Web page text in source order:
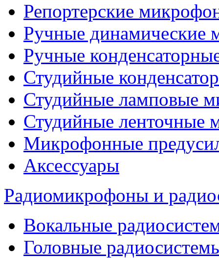
Репортерские
Ручные динамические
Ручные
Студийные
Студийные ламповые
Студийные ленточные
Микрофонные
Аксессуары
Радиомикрофоны и
Вокальные
Головные